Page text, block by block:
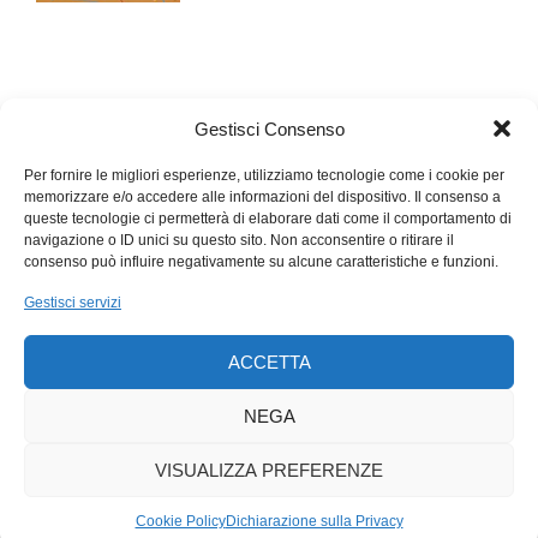
Gestisci Consenso
Per fornire le migliori esperienze, utilizziamo tecnologie come i cookie per
memorizzare e/o accedere alle informazioni del dispositivo. Il consenso a
queste tecnologie ci permetterà di elaborare dati come il comportamento di
navigazione o ID unici su questo sito. Non acconsentire o ritirare il
consenso può influire negativamente su alcune caratteristiche e funzioni.
Gestisci servizi
ACCETTA
NEGA
VISUALIZZA PREFERENZE
Cookie PolicyDichiarazione sulla Privacy
«sì» ma anche «no», e spesso «sì ma», mostrando in questo
vaglio della responsabilità, ai limiti della morale, ai doveri della
vita in comune.